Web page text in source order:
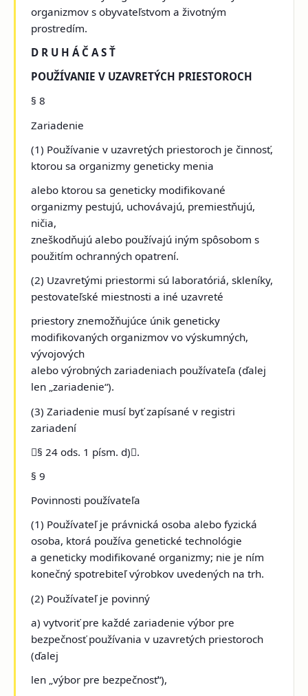
organizmov s obyvateľstvom a životným
prostredím.
D R U H Á Č A S Ť
POUŽÍVANIE V UZAVRETÝCH PRIESTOROCH
§ 8
Zariadenie
(1) Používanie v uzavretých priestoroch je činnosť,
ktorou sa organizmy geneticky menia
alebo ktorou sa geneticky modifikované
organizmy pestujú, uchovávajú, premiestňujú,
ničia,
zneškodňujú alebo používajú iným spôsobom s
použitím ochranných opatrení.
(2) Uzavretými priestormi sú laboratóriá, skleníky,
pestovateľské miestnosti a iné uzavreté
priestory znemožňujúce únik geneticky
modifikovaných organizmov vo výskumných,
vývojových
alebo výrobných zariadeniach používateľa (ďalej
len „zariadenie“).
(3) Zariadenie musí byť zapísané v registri
zariadení
§ 24 ods. 1 písm. d).
§ 9
Povinnosti používateľa
(1) Používateľ je právnická osoba alebo fyzická
osoba, ktorá používa genetické technológie
a geneticky modifikované organizmy; nie je ním
konečný spotrebiteľ výrobkov uvedených na trh.
(2) Používateľ je povinný
a) vytvoriť pre každé zariadenie výbor pre
bezpečnosť používania v uzavretých priestoroch
(ďalej
len „výbor pre bezpečnosť“),